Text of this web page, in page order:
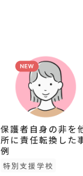
保護者自身の非を
所に責任転換した
例
特別支援学校